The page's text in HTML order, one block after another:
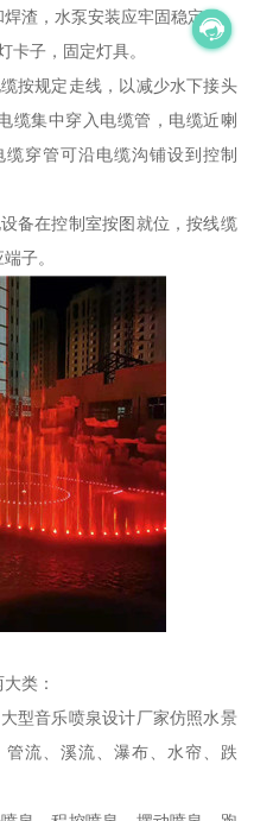
渣，水泵安装应牢固稳定。
卡子，固定灯具。
按规定走线，以减少水下接头
缆集中穿入电缆管，电缆近喇
穿管可沿电缆沟铺设到控制
备在控制室按图就位，按线缆
子。
类：
型音乐喷泉设计厂家仿照水景
流、溪流、瀑布、水帘、跌